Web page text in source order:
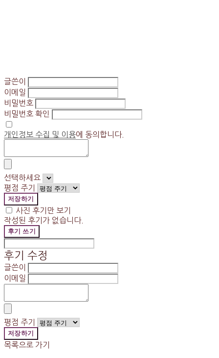
글쓴이
이메일
비밀번호
비밀번호 확인
개인정보 수집 및 이용에 동의합니다.
선택하세요
평점 주기
저장하기
사진 후기만 보기
작성된 후기가 없습니다.
후기 쓰기
후기 수정
글쓴이
이메일
평점 주기
저장하기
목록으로 가기